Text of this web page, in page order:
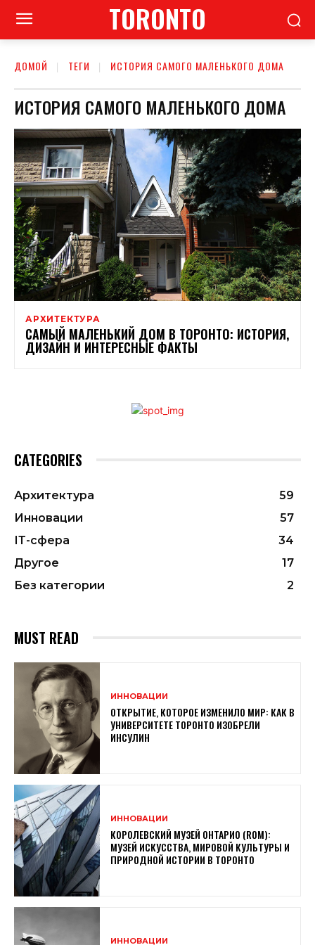
TORONTO
ДОМОЙ ТЕГИ ИСТОРИЯ САМОГО МАЛЕНЬКОГО ДОМА
ИСТОРИЯ САМОГО МАЛЕНЬКОГО ДОМА
АРХИТЕКТУРА
САМЫЙ МАЛЕНЬКИЙ ДОМ В ТОРОНТО: ИСТОРИЯ,
ДИЗАЙН И ИНТЕРЕСНЫЕ ФАКТЫ
CATEGORIES
Архитектура
59
Инновации
57
ІТ-сфера
34
Другое
17
Без категории
2
MUST READ
ИННОВАЦИИ
ОТКРЫТИЕ, КОТОРОЕ ИЗМЕНИЛО МИР: КАК В
УНИВЕРСИТЕТЕ ТОРОНТО ИЗОБРЕЛИ
ИНСУЛИН
ИННОВАЦИИ
КОРОЛЕВСКИЙ МУЗЕЙ ОНТАРИО (ROM):
МУЗЕЙ ИСКУССТВА, МИРОВОЙ КУЛЬТУРЫ И
ПРИРОДНОЙ ИСТОРИИ В ТОРОНТО
ИННОВАЦИИ